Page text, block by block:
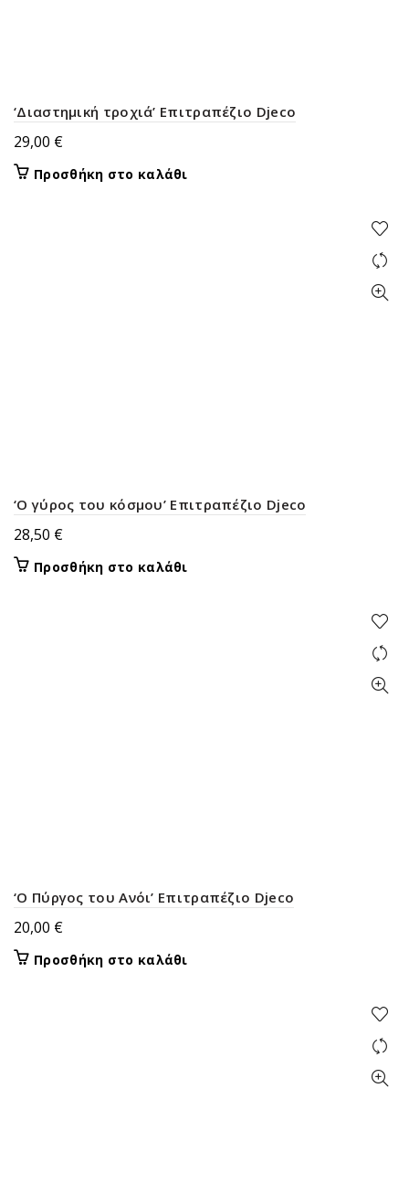
‘Διαστημική τροχιά’ Επιτραπέζιο Djeco
29,00 €
Προσθήκη στο καλάθι
‘Ο γύρος του κόσμου’ Επιτραπέζιο Djeco
28,50 €
Προσθήκη στο καλάθι
‘Ο Πύργος του Ανόι’ Επιτραπέζιο Djeco
20,00 €
Προσθήκη στο καλάθι